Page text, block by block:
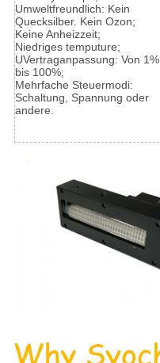
Umweltfreundlich: Kein
Quecksilber. Kein Ozon;
Keine Anheizzeit;
Niedriges temputure;
UVertraganpassung: Von 1%
bis 100%;
Mehrfache Steuermodi:
Schaltung, Spannung oder
andere.